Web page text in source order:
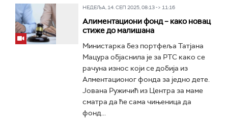
НЕДЕЉА, 14. СЕП 2025, 08:13 -> 11:16
Алиментациони фонд – како новац
стиже до малишана
Министарка без портфеља Татјана
Мацура објаснила је за РТС како се
рачуна износ који се добија из
Алментационог фонда за једно дете.
Јована Ружичић из Центра за маме
сматра да ће сама чињеница да
фонд...